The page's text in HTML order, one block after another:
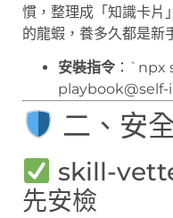
慣，整理成「知識卡片
的龍蝦，養多久都是新
安裝指令 ：`npx
二、安
skill-
先安檢